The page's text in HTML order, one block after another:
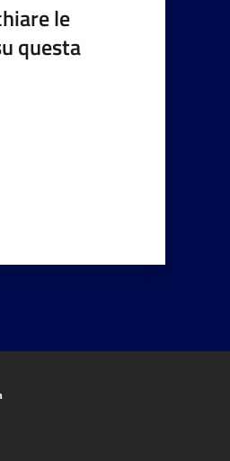
le
questa